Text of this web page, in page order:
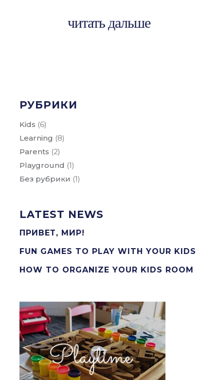
читать дальше
РУБРИКИ
Kids (6)
Learning (8)
Parents (2)
Playground (1)
Без рубрики (1)
LATEST NEWS
ПРИВЕТ, МИР!
FUN GAMES TO PLAY WITH YOUR KIDS
HOW TO ORGANIZE YOUR KIDS ROOM